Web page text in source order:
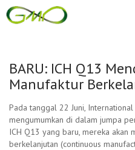
BARU: ICH Q13
Manufaktur
Pada tanggal 22 Juni,
mengumumkan di dalam jumpa
ICH Q13 yang baru, mereka akan
berkelanjutan (continuous